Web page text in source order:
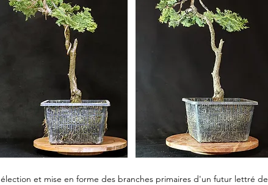
et mise en forme des branches primaires d'un futur lettré de